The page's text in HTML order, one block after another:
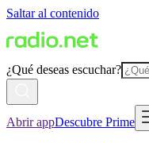
Saltar al contenido
¿Qué deseas escuchar?
Abrir appDescubre Prime